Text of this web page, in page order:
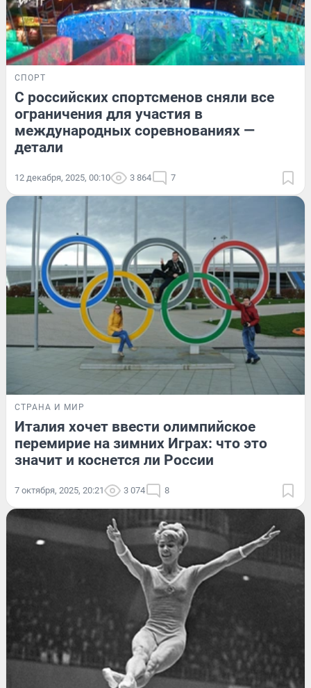
СПОРТ
С российских спортсменов сняли все
ограничения для участия в
международных соревнованиях —
детали
12 декабря, 2025, 00:10 3 864 7
СТРАНА И МИР
Италия хочет ввести олимпийское
перемирие на зимних Играх: что это
значит и коснется ли России
7 октября, 2025, 20:21 3 074 8